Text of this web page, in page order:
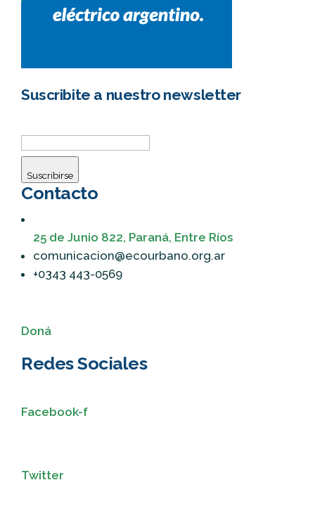
Suscribite a nuestro newsletter
Suscribirse
Contacto
25 de Junio 822, Paraná, Entre Ríos
comunicacion@ecourbano.org.ar
+0343 443-0569
Doná
Redes Sociales
Facebook-f
Twitter